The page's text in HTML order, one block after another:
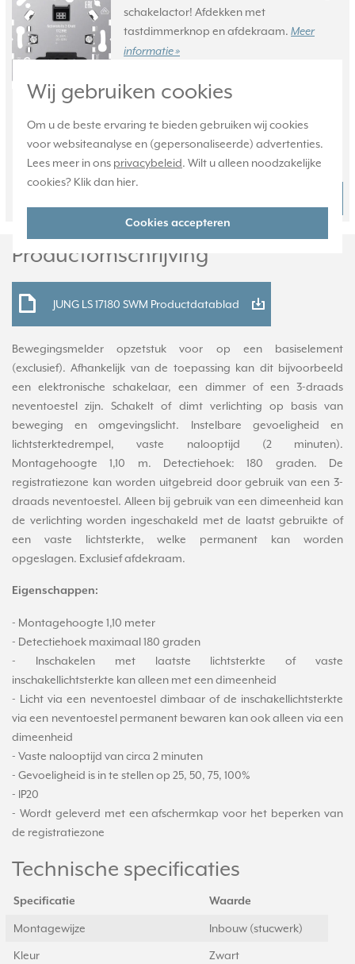
Wij gebruiken cookies
Om u de beste ervaring te bieden gebruiken wij cookies
voor websiteanalyse en (gepersonaliseerde) advertenties.
Lees meer in ons privacybeleid. Wilt u alleen noodzakelijke
cookies? Klik dan hier.
Cookies accepteren
schakelactor! Afdekken met
tastdimmerknop en afdekraam. Meer
informatie »
Voor maandag 21u besteld,
Huidige voorraad:
23 stuk(s)
Productomschrijving
JUNG LS 17180 SWM Productdatablad
Bewegingsmelder opzetstuk voor op een basiselement
(exclusief). Afhankelijk van de toepassing kan dit bijvoorbeeld
een elektronische schakelaar, een dimmer of een 3-draads
neventoestel zijn. Schakelt of dimt verlichting op basis van
beweging en omgevingslicht. Instelbare gevoeligheid en
lichtsterktedrempel, vaste nalooptijd (2 minuten).
Montagehoogte 1,10 m. Detectiehoek: 180 graden. De
registratiezone kan worden uitgebreid door gebruik van een 3-
draads neventoestel. Alleen bij gebruik van een dimeenheid kan
de verlichting worden ingeschakeld met de laatst gebruikte of
een vaste lichtsterkte, welke permanent kan worden
opgeslagen. Exclusief afdekraam.
Eigenschappen:
- Montagehoogte 1,10 meter
- Detectiehoek maximaal 180 graden
- Inschakelen met laatste lichtsterkte of vaste
inschakellichtsterkte kan alleen met een dimeenheid
- Licht via een neventoestel dimbaar of de inschakellichtsterkte
via een neventoestel permanent bewaren kan ook alleen via een
dimeenheid
- Vaste nalooptijd van circa 2 minuten
- Gevoeligheid is in te stellen op 25, 50, 75, 100%
- IP20
- Wordt geleverd met een afschermkap voor het beperken van
de registratiezone
Technische specificaties
Specificatie Waarde
Montagewijze Inbouw (stucwerk)
Kleur Zwart